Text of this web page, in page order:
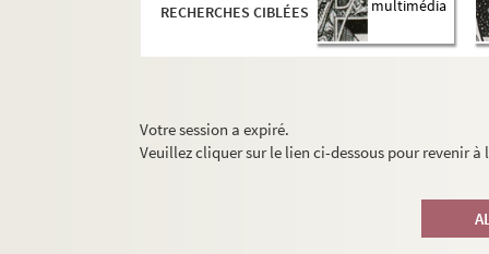
RECHERCHES CIBLÉES
multimédia
Votre session a expiré.
Veuillez cliquer sur le lien ci-dessous pour revenir